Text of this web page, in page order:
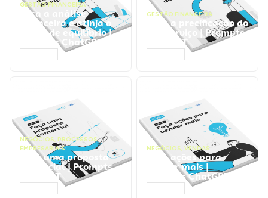
GESTÃO FINANCEIRA
Faça a análise
financeira e atinja o
ponto de equilíbrio |
Prompts ChatGPT
GESTÃO FINANCEIRA
Faça a precificação do
seu serviço | Prompts
ChatGPT
NEGÓCIOS, PROCESSOS
EMPRESARIAIS
Faça uma proposta
comercial | Prompts
ChatGPT
NEGÓCIOS, VENDAS
Faça ações para
vender mais |
Prompts ChatGPT